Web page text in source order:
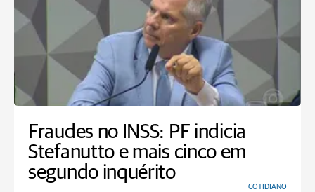
Fraudes no INSS: PF indicia
Stefanutto e mais cinco em
segundo inquérito
COTIDIANO